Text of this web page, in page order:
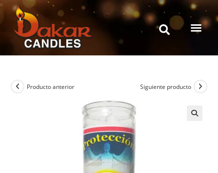
Producto anterior Siguiente producto